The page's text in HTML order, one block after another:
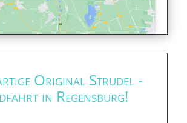
Original Strudel -
in Regensburg!